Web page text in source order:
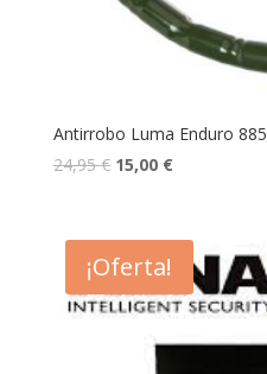
Antirrobo Luma Enduro 885
24,95€ 15,00 €
¡Oferta!